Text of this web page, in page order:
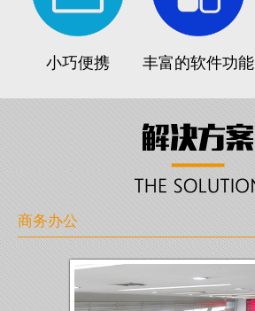
小巧便携 丰富的软件功能
商务办公